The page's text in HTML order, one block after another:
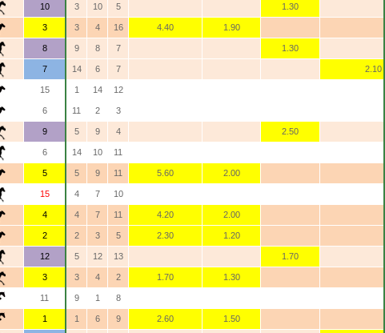
10 3 10 5 1.30
3 3 4 16 4.40 1.90
8 9 8 7 1.30
7 14 6 7 2.10
15 1 14 12
6 11 2 3
9 5 9 4 2.50
6 14 10 11
5 5 9 11 5.60 2.00
15 4 7 10
4 4 7 11 4.20 2.00
2 2 3 5 2.30 1.20
12 5 12 13 1.70
3 3 4 2 1.70 1.30
11 9 1 8
1 1 6 9 2.60 1.50